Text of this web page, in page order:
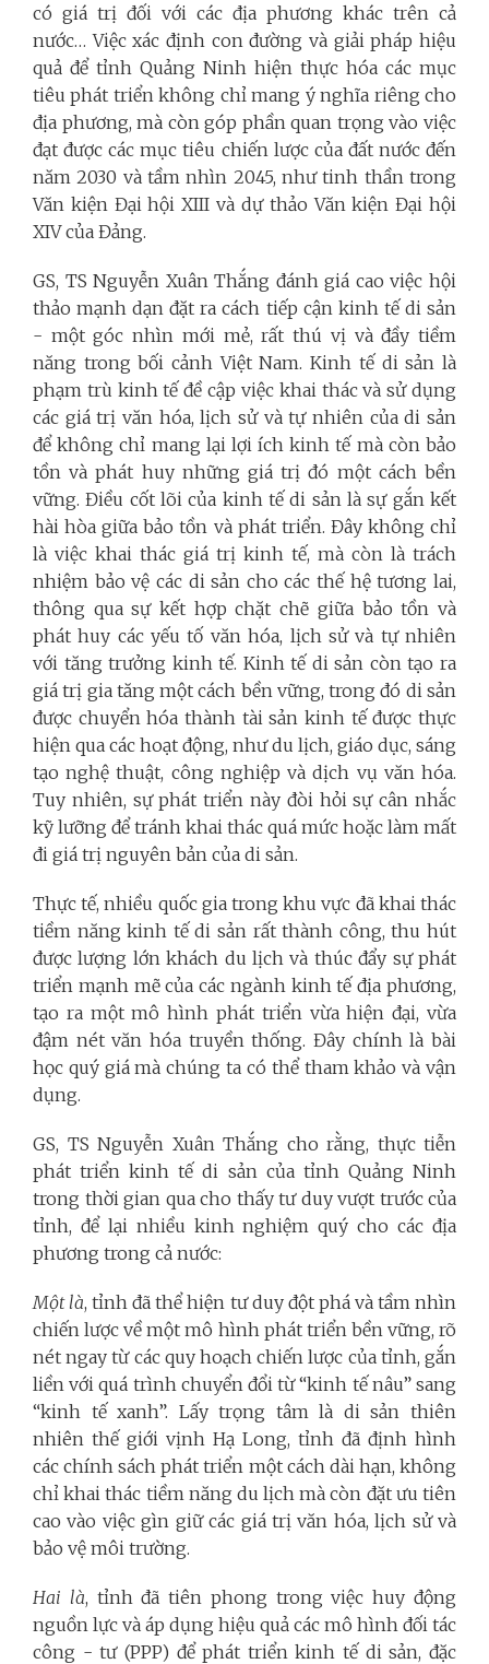
có giá trị đối với các địa phương khác trên cả
nước… Việc xác định con đường và giải pháp hiệu
quả để tỉnh Quảng Ninh hiện thực hóa các mục
tiêu phát triển không chỉ mang ý nghĩa riêng cho
địa phương, mà còn góp phần quan trọng vào việc
đạt được các mục tiêu chiến lược của đất nước đến
năm 2030 và tầm nhìn 2045, như tinh thần trong
Văn kiện Đại hội XIII và dự thảo Văn kiện Đại hội
XIV của Đảng.
GS, TS Nguyễn Xuân Thắng đánh giá cao việc hội
thảo mạnh dạn đặt ra cách tiếp cận kinh tế di sản
- một góc nhìn mới mẻ, rất thú vị và đầy tiềm
năng trong bối cảnh Việt Nam. Kinh tế di sản là
phạm trù kinh tế đề cập việc khai thác và sử dụng
các giá trị văn hóa, lịch sử và tự nhiên của di sản
để không chỉ mang lại lợi ích kinh tế mà còn bảo
tồn và phát huy những giá trị đó một cách bền
vững. Điều cốt lõi của kinh tế di sản là sự gắn kết
hài hòa giữa bảo tồn và phát triển. Đây không chỉ
là việc khai thác giá trị kinh tế, mà còn là trách
nhiệm bảo vệ các di sản cho các thế hệ tương lai,
thông qua sự kết hợp chặt chẽ giữa bảo tồn và
phát huy các yếu tố văn hóa, lịch sử và tự nhiên
với tăng trưởng kinh tế. Kinh tế di sản còn tạo ra
giá trị gia tăng một cách bền vững, trong đó di sản
được chuyển hóa thành tài sản kinh tế được thực
hiện qua các hoạt động, như du lịch, giáo dục, sáng
tạo nghệ thuật, công nghiệp và dịch vụ văn hóa.
Tuy nhiên, sự phát triển này đòi hỏi sự cân nhắc
kỹ lưỡng để tránh khai thác quá mức hoặc làm mất
đi giá trị nguyên bản của di sản.
Thực tế, nhiều quốc gia trong khu vực đã khai thác
tiềm năng kinh tế di sản rất thành công, thu hút
được lượng lớn khách du lịch và thúc đẩy sự phát
triển mạnh mẽ của các ngành kinh tế địa phương,
tạo ra một mô hình phát triển vừa hiện đại, vừa
đậm nét văn hóa truyền thống. Đây chính là bài
học quý giá mà chúng ta có thể tham khảo và vận
dụng.
GS, TS Nguyễn Xuân Thắng cho rằng, thực tiễn
phát triển kinh tế di sản của tỉnh Quảng Ninh
trong thời gian qua cho thấy tư duy vượt trước của
tỉnh, để lại nhiều kinh nghiệm quý cho các địa
phương trong cả nước:
Một là, tỉnh đã thể hiện tư duy đột phá và tầm nhìn
chiến lược về một mô hình phát triển bền vững, rõ
nét ngay từ các quy hoạch chiến lược của tỉnh, gắn
liền với quá trình chuyển đổi từ “kinh tế nâu” sang
“kinh tế xanh”. Lấy trọng tâm là di sản thiên
nhiên thế giới vịnh Hạ Long, tỉnh đã định hình
các chính sách phát triển một cách dài hạn, không
chỉ khai thác tiềm năng du lịch mà còn đặt ưu tiên
cao vào việc gìn giữ các giá trị văn hóa, lịch sử và
bảo vệ môi trường.
Hai là, tỉnh đã tiên phong trong việc huy động
nguồn lực và áp dụng hiệu quả các mô hình đối tác
công - tư (PPP) để phát triển kinh tế di sản, đặc